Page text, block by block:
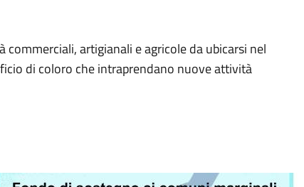
artigianali e agricole da ubicarsi nel
di coloro che intraprendano nuove attività